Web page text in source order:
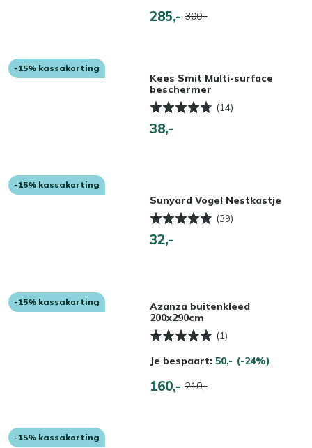
285,- 300,-
-15% kassakorting
Kees Smit Multi-surface
beschermer
(14)
38,-
-15% kassakorting
Sunyard Vogel Nestkastje
(39)
32,-
-15% kassakorting
Azanza buitenkleed
200x290cm
(1)
Je bespaart: 50,- (-24%)
160,- 210,-
-15% kassakorting